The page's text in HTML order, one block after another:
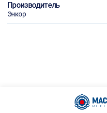
Производитель
Энкор